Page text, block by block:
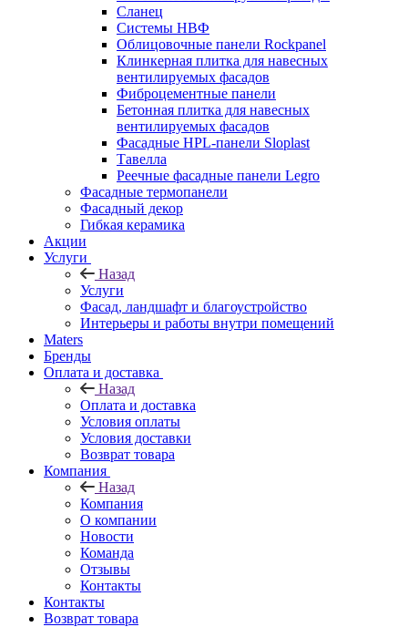
Сланец
Системы НВФ
Облицовочные панели Rockpanel
Клинкерная плитка для навесных
вентилируемых фасадов
Фиброцементные панели
Бетонная плитка для навесных
вентилируемых фасадов
Фасадные HPL-панели Sloplast
Тавелла
Реечные фасадные панели Legro
Фасадные термопанели
Фасадный декор
Гибкая керамика
Акции
Услуги
Назад
Услуги
Фасад, ландшафт и благоустройство
Интерьеры и работы внутри помещений
Maters
Бренды
Оплата и доставка
Назад
Оплата и доставка
Условия оплаты
Условия доставки
Возврат товара
Компания
Назад
Компания
О компании
Новости
Команда
Отзывы
Контакты
Контакты
Возврат товара